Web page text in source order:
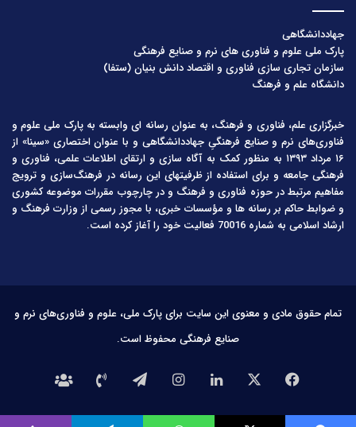
جهاددانشگاهی
پارک ملی علوم و فناوری های نرم و صنایع فرهنگی
سازمان تجاری سازی فناوری و اقتصاد دانش بنیان (ستفا)
دانشگاه علم و فرهنگ
خبرگزاری علم، فناوری و فرهنگ، به عنوان رسانه ای وابسته به پارک ملی علوم و
فناوری‌های نرم و صنایع فرهنگیِ جهاددانشگاهی و با عنوان اختصاری «سینا» از
۱۶ مرداد ۱۳۹۳ به منظور کمک به آگاه سازی و ارتقای اطلاعات علمی، فناوری و
فرهنگی جامعه و برای استفاده از ظرفیتهای این رسانه در فرهنگ‌سازی و ترویج
مفاهیم مرتبط در حوزه فناوری و فرهنگ و در چارچوب مقررات موضوعه کشوری
و ضوابط حاکم بر رسانه ها و مؤسسات خبری، با مجوز رسمی از وزارت فرهنگ و
ارشاد اسلامی به شماره 70016 فعالیت خود را آغاز کرده است.
تمام حقوق مادی و معنوی این سایت برای پارک ملی، علوم و فناوری‌های نرم و
صنایع فرهنگی محفوظ است.
فیس
بوک
لینکدیناینستاگرامتلگرامتماس
با
درباره
ما